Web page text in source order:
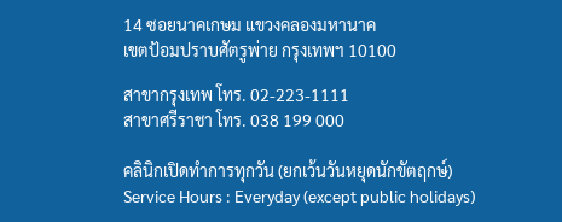
14 ซอยนาคเกษม แขวงคลองมหานาค
เขตป้อมปราบศัตรูพ่าย กรุงเทพฯ 10100
สาขากรุงเทพ โทร. 02-223-1111
สาขาศรีราชา โทร. 038 199 000
คลินิกเปิดทำการทุกวัน (ยกเว้นวันหยุดนักขัตฤกษ์)
Service Hours : Everyday (except public holidays)